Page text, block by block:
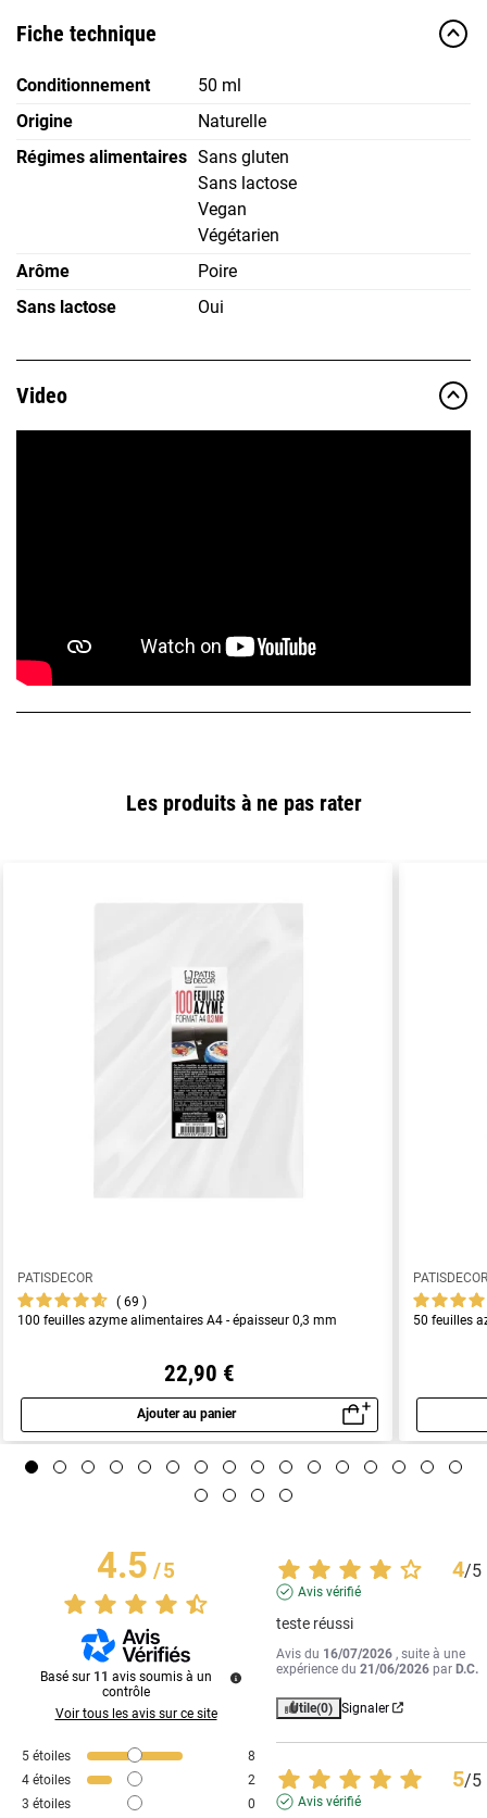
Fiche technique
Conditionnement
50 ml
Origine
Naturelle
Régimes alimentaires Sans gluten
Sans lactose
Vegan
Végétarien
Arôme
Poire
Sans lactose
Oui
Video
Les produits à ne pas rater
PATISDECOR
69
100 feuilles azyme alimentaires A4 - épaisseur 0,3 mm
22,90 €
Ajouter au panier
Aperçu rapide
50 feuilles
4.5/5
Basé sur 11 avis soumis à un
contrôle
Voir tous les avis sur ce site
5 étoiles
8
4 étoiles
2
3 étoiles
0
4/5
Avis vérifié
teste réussi
Avis du 16/07/2026 , suite à une
expérience du21/06/2026 parD.C.
Utile(0) Signaler
5/5
Avis vérifié